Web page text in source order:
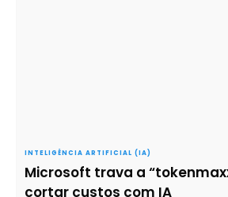
INTELIGÊNCIA ARTIFICIAL (IA)
Microsoft trava a
cortar custos com IA